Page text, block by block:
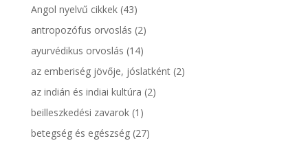
Angol nyelvű cikkek(43)
antropozófus orvoslás (2)
ayurvédikus orvoslás (14)
az emberiség jövője, jóslatként(2)
az indián és indiai kultúra (2)
beilleszkedési zavarok(1)
betegség és egészség(27)